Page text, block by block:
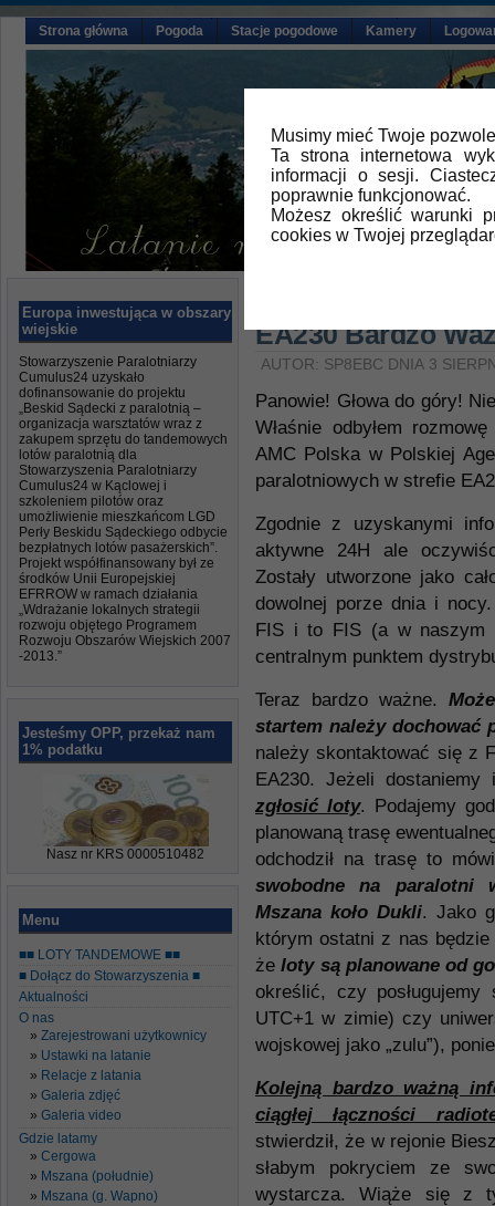
Musimy mieć Twoje
Ta strona internetowa
informacji o sesji.
poprawnie funkcjonować.
Możesz określić warunki
cookies w Twojej
Strona główna Pogoda Stacje pogodowe Kamery
Europa inwestująca w obszary
wiejskie
Stowarzyszenie Paralotniarzy
Cumulus24 uzyskało
dofinansowanie do projektu
„Beskid Sądecki z paralotnią –
organizacja warsztatów wraz z
zakupem sprzętu do tandemowych
lotów paralotnią dla
Stowarzyszenia Paralotniarzy
Cumulus24 w Kąclowej i
szkoleniem pilotów oraz
umożliwienie mieszkańcom LGD
Perły Beskidu Sądeckiego odbycie
bezpłatnych lotów pasażerskich”.
Projekt współfinansowany był ze
środków Unii Europejskiej
EFRROW w ramach działania
„Wdrażanie lokalnych strategii
rozwoju objętego Programem
Rozwoju Obszarów Wiejskich 2007
-2013.”
Jesteśmy OPP, przekaż nam
1% podatku
Nasz nr KRS 0000510482
Menu
■■ LOTY TANDEMOWE ■■
■ Dołącz do Stowarzyszenia ■
Aktualności
O nas
Zarejestrowani użytkownicy
Ustawki na latanie
Relacje z latania
Galeria zdjęć
Galeria video
Gdzie latamy
Cergowa
Mszana (południe)
Mszana (g. Wapno)
EA230 Bardzo
AUTOR: SP8EBC DNIA 3
Panowie! Głowa do góry!
Właśnie odbyłem
AMC Polska w Polskiej
paralotniowych w strefie
Zgodnie z uzyskanymi
aktywne 24H ale
Zostały utworzone jako
dowolnej porze dnia i
FIS i to FIS (a w naszym
centralnym punktem
Teraz bardzo ważne.
startem należy dochować
należy skontaktować się z
EA230. Jeżeli
zgłosić loty. Podajemy
planowaną trasę
odchodził na trasę to
swobodne na paralotni
Mszana koło Dukli. Jako
którym ostatni z nas
żeloty są planowane od
określić, czy
UTC+1 w zimie) czy
wojskowej jako „zulu”),
Kolejną bardzo ważną
ciągłej łączności
stwierdził, że w rejonie
słabym pokryciem ze
wystarcza. Wiąże się z